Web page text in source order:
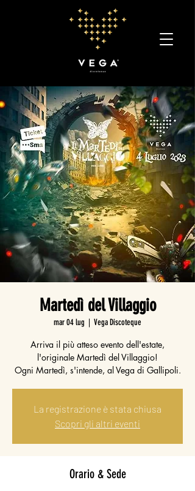
Martedì del Villaggio
mar 04 lug
  |
Vega Discoteque
Arriva il più atteso evento dell'estate,
l'originale Martedì del Villaggio!
Ogni Martedì, s'intende, al Vega di Gallipoli.
La registrazione è stata chiusa
Scopri gli altri eventi
Orario & Sede